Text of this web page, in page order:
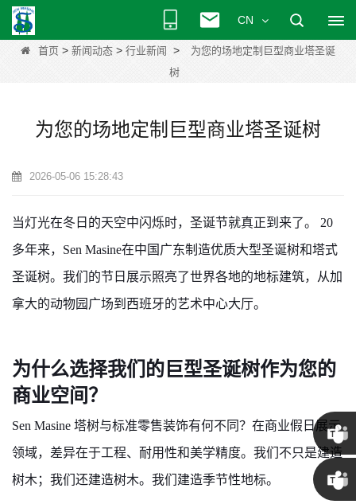
CN
首页 > 新闻动态 > 行业新闻 >
为您的场地定制巨型商业塔圣诞
树
为您的场地定制巨型商业塔圣诞树
2026-05-06 15:28:43
当灯光在冬日的天空中闪烁时，圣诞节就真正到来了。 20
多年来，Sen Masine在中国广东制造优质大型圣诞树和塔式
圣诞树。我们的节日展示照亮了世界各地的地标建筑，从加
拿大的动物园广场到西班牙的艺术中心大厅。
为什么选择我们的巨型圣诞树作为您的
商业空间？
Sen Masine 塔树与标准零售装饰有何不同？在商业假日展示
领域，差异在于工程、耐用性和美学精度。我们不只是建造
树木；我们还建造树木。我们建造季节性地标。
克里斯